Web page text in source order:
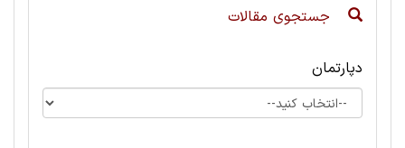
جستجوی مقالات
دپارتمان